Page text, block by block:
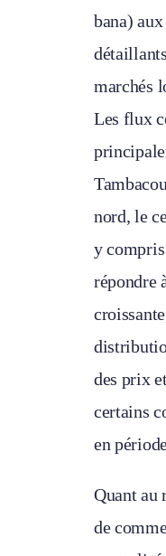
bana)
marchés
Les flux
nord, le
y
répondre
des prix
certains
en
Quant au
de